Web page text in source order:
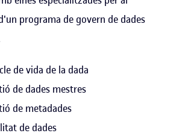
programa de govern de dades
de vida de la dada
de dades mestres
de metadades
de dades